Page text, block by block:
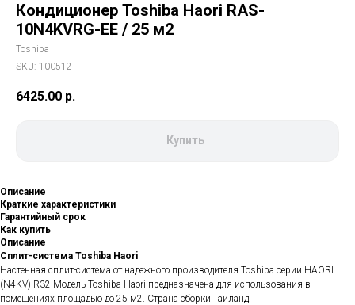
Кондиционер Toshiba Haori RAS-
10N4KVRG-EE / 25 м2
Toshiba
SKU: 100512
6425.00 р.
Купить
Описание
Краткие характеристики
Гарантийный срок
Как купить
Описание
Сплит-система Toshiba Haori
Настенная сплит-система от надежного производителя Toshiba серии HAORI
(N4KV) R32 Модель Toshiba Haori предназначена для использования в
помещениях площадью до 25 м2. Страна сборки Таиланд.